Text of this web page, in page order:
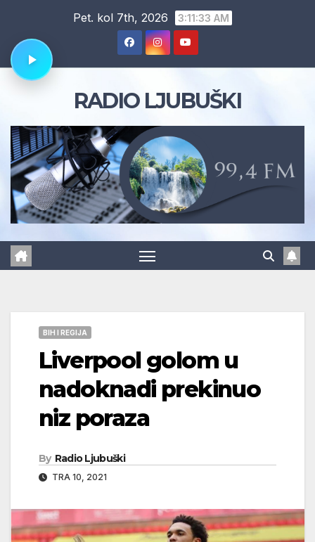
content
Pet. kol 7th, 2026 3:11:33 AM
RADIO LJUBUŠKI
BIH I REGIJA
Liverpool golom u
nadoknadi prekinuo
niz poraza
By Radio Ljubuški
TRA 10, 2021